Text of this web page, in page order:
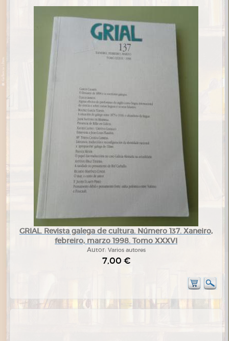
GRIAL. Revista galega de cultura. Número 137. Xaneiro,
febreiro, marzo 1998. Tomo XXXVI
Autor: Varios autores
7,00 €